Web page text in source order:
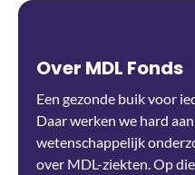
Over MDL Fonds
Een gezonde buik voor
Daar werken we hard
wetenschappelijk
over MDL-ziekten. Op